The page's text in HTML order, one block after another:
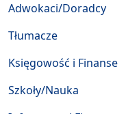
Adwokaci/Doradcy
Tłumacze
Księgowość i Finanse
Szkoły/Nauka